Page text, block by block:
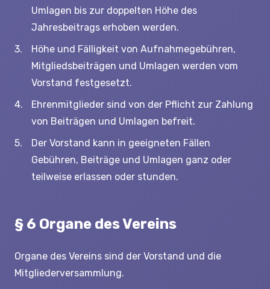
Umlagen bis zur doppelten Höhe des
Jahresbeitrags erhoben werden.
Höhe und Fälligkeit von Aufnahmegebühren,
Mitgliedsbeiträgen und Umlagen werden vom
Vorstand festgesetzt.
Ehrenmitglieder sind von der Pflicht zur Zahlung
von Beiträgen und Umlagen befreit.
Der Vorstand kann in geeigneten Fällen
Gebühren, Beiträge und Umlagen ganz oder
teilweise erlassen oder stunden.
§ 6 Organe des Vereins
Organe des Vereins sind der Vorstand und die
Mitgliederversammlung.